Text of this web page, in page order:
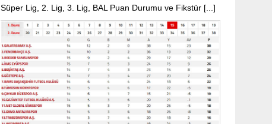
Süper Lig, 2. Lig, 3. Lig, BAL Puan Durumu ve Fikstür [...]